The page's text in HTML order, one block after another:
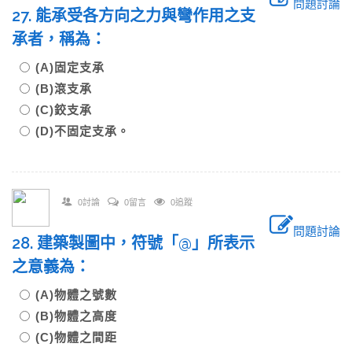
問題討論
27. 能承受各方向之力與彎作用之支
承者，稱為：
(A)固定支承
(B)滾支承
(C)鉸支承
(D)不固定支承。
0討論 0留言 0追蹤
問題討論
28. 建築製圖中，符號「@」所表示
之意義為：
(A)物體之號數
(B)物體之高度
(C)物體之間距